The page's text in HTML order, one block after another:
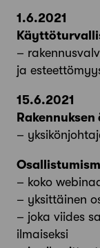
1.6.2021
–
ja
15.6.2021
–
– koko
– yksittäinen
– joka viides
ilmaiseksi